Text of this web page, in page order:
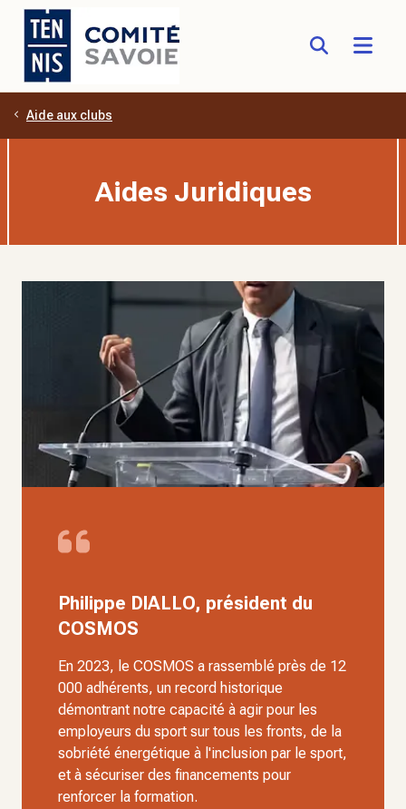
Aller au contenu principal
Aide aux clubs
Aides Juridiques
Philippe DIALLO, président du
COSMOS
En 2023, le COSMOS a rassemblé près de 12
000 adhérents, un record historique
démontrant notre capacité à agir pour les
employeurs du sport sur tous les fronts, de la
sobriété énergétique à l'inclusion par le sport,
et à sécuriser des financements pour
renforcer la formation.